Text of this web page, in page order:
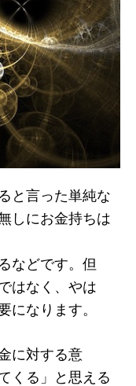
と言った単純な
しにお金持ちは
などです。但
はなく、やは
になります。
に対する意
くる」と思える